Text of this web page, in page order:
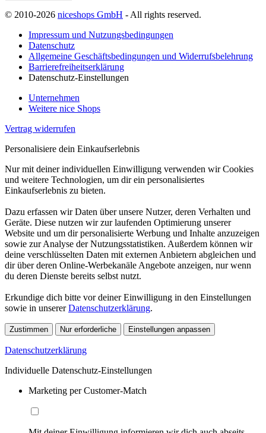
© 2010-2026 niceshops GmbH - All rights reserved.
Impressum und Nutzungsbedingungen
Datenschutz
Allgemeine Geschäftsbedingungen und Widerrufsbelehrung
Barrierefreiheitserklärung
Datenschutz-Einstellungen
Unternehmen
Weitere nice Shops
Vertrag widerrufen
Personalisiere dein Einkaufserlebnis
Nur mit deiner individuellen Einwilligung verwenden wir Cookies
und weitere Technologien, um dir ein personalisiertes
Einkaufserlebnis zu bieten.
Dazu erfassen wir Daten über unsere Nutzer, deren Verhalten und
Geräte. Diese nutzen wir zur laufenden Optimierung unserer
Website und um dir personalisierte Werbung und Inhalte anzuzeigen
sowie zur Analyse der Nutzungsstatistiken. Außerdem können wir
deine verschlüsselten Daten mit externen Anbietern abgleichen und
dir über deren Online-Werbekanäle Angebote anzeigen, nur wenn
du deren Dienste bereits selbst nutzt.
Erkundige dich bitte vor deiner Einwilligung in den Einstellungen
sowie in unsererDatenschutzerklärung.
Zustimmen Nur erforderliche Einstellungen anpassen
Datenschutzerklärung
Individuelle Datenschutz-Einstellungen
Marketing per Customer-Match